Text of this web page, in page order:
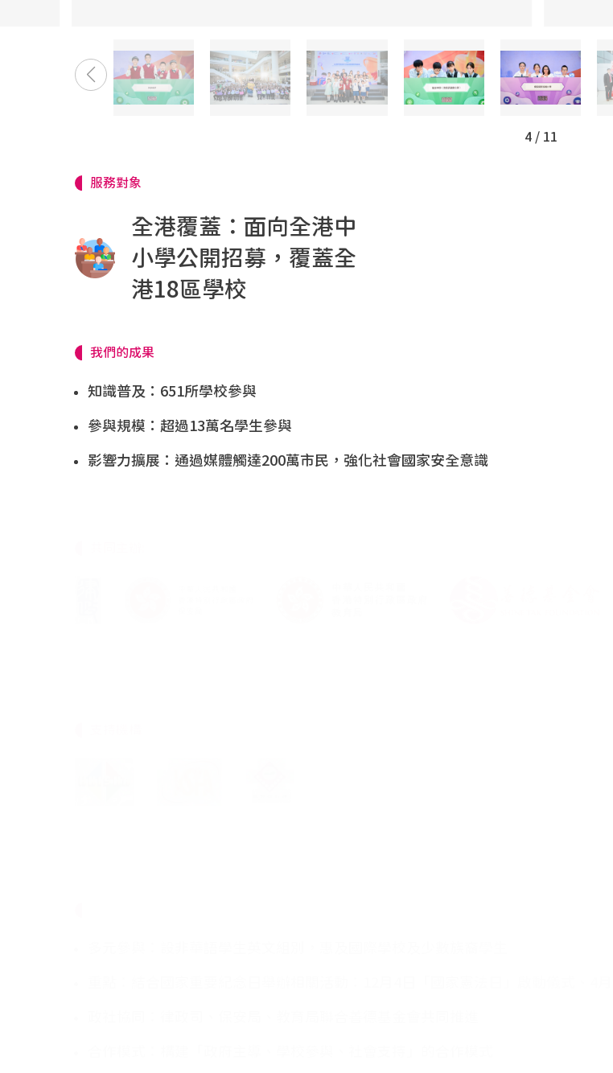
4/ 11
服務對象
全港覆蓋：面向全港中
小學公開招募，覆蓋全
港18區學校
我們的成果
知識普及：651所學校參與
參與規模：超過13萬名學生參與
影響力擴展：通過媒體觸達200萬市民，強化社會國家安全意識